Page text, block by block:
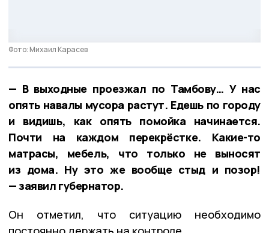
Фото: Михаил Карасев
— В выходные проезжал по Тамбову… У нас
опять навалы мусора растут. Едешь по городу
и видишь, как опять помойка начинается.
Почти на каждом перекрёстке. Какие-то
матрасы, мебель, что только не выносят
из дома. Ну это же вообще стыд и позор!
— заявил губернатор.
Он отметил, что ситуацию необходимо